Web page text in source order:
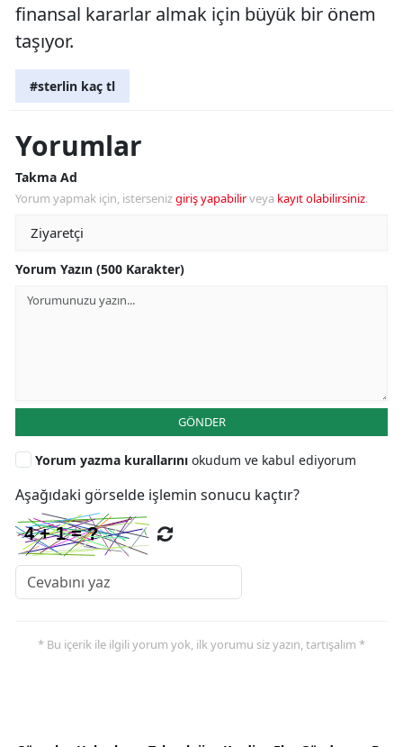
finansal kararlar almak için büyük bir önem
taşıyor.
#sterlin kaç tl
Yorumlar
Takma Ad
Yorum yapmak için, istersenizgiriş yapabilirveya kayıt olabilirsiniz.
Yorum Yazın (500 Karakter)
GÖNDER
Yorum yazma kurallarını okudum ve kabul ediyorum
Aşağıdaki görselde işlemin sonucu kaçtır?
* Bu içerik ile ilgili yorum yok, ilk yorumu siz yazın, tartışalım *